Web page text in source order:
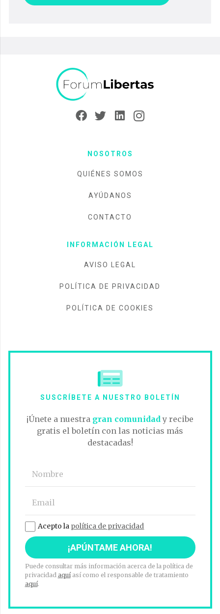
NOSOTROS
QUIÉNES SOMOS
AYÚDANOS
CONTACTO
INFORMACIÓN LEGAL
AVISO LEGAL
POLÍTICA DE PRIVACIDAD
POLÍTICA DE COOKIES
SUSCRÍBETE A NUESTRO BOLETÍN
¡Únete a nuestra gran comunidady recibe
gratis el boletín con las noticias más
destacadas!
Acepto la política de privacidad
Puede consultar más información acerca de la política de
privacidad aquíasí como el responsable de tratamiento
aquí.